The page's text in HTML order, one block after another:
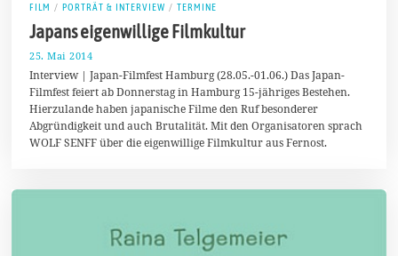
FILM / PORTRÄT & INTERVIEW / TERMINE
Japans eigenwillige Filmkultur
25. Mai 2014
.
J
u
n
i
0
Interview | Japan-Filmfest Hamburg (28.05.-01.06.) Das Japan-
Filmfest feiert ab Donnerstag in Hamburg 15-jähriges Bestehen.
Hierzulande haben japanische Filme den Ruf besonderer
Abgründigkeit und auch Brutalität. Mit den Organisatoren sprach
WOLF SENFF über die eigenwillige Filmkultur aus Fernost.